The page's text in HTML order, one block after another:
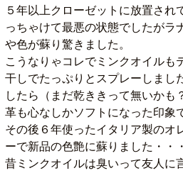
５年以上クローゼットに放置され
っちゃけて最悪の状態でしたがラ
や色が蘇り驚きました。
こうなりゃコレでミンクオイルも
干しでたっぷりとスプレーしまし
したら（まだ乾ききって無いかも
革も心なしかソフトになった印象
その後６年使ったイタリア製のオ
ーで新品の色艶に蘇りました・・・
昔ミンクオイルは臭いって友人に